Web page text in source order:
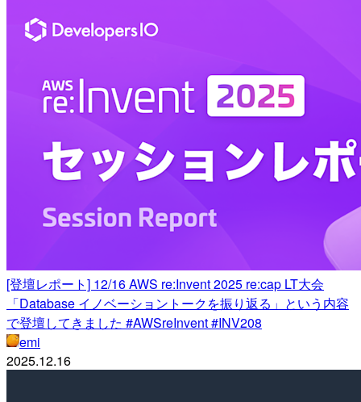
[登壇レポート] 12/16 AWS re:Invent 2025 re:cap LT大会
「Database イノベーショントークを振り返る」という内容
で登壇してきました #AWSreInvent #INV208
emi
2025.12.16